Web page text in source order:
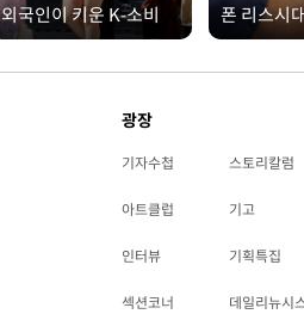
외국인이 키운 K-소비 폰 리스시
광장
기자수첩 스토리칼럼
아트클럽 기고
인터뷰 기획특집
섹션코너 데일리뉴시